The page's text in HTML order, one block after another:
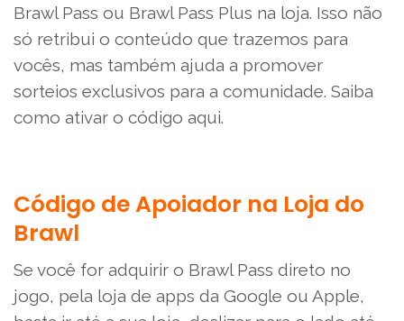
Brawl Pass ou Brawl Pass Plus na loja. Isso não
só retribui o conteúdo que trazemos para
vocês, mas também ajuda a promover
sorteios exclusivos para a comunidade. Saiba
como ativar o código aqui.
Código de Apoiador na Loja do
Brawl
Se você for adquirir o Brawl Pass direto no
jogo, pela loja de apps da Google ou Apple,